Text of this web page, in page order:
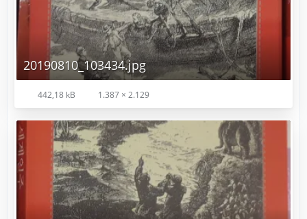
20190810_103434.jpg
442,18 kB 1.387 × 2.129